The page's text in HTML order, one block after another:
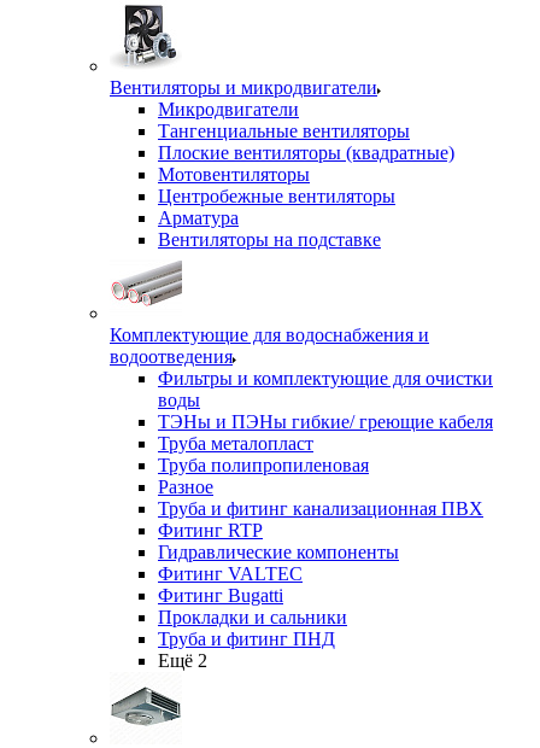
Вентиляторы и микродвигатели
Микродвигатели
Тангенциальные вентиляторы
Плоские вентиляторы (квадратные)
Мотовентиляторы
Центробежные вентиляторы
Арматура
Вентиляторы на подставке
Комплектующие для водоснабжения и
водоотведения
Фильтры и комплектующие для очистки
воды
ТЭНы и ПЭНы гибкие/ греющие кабеля
Труба металопласт
Труба полипропиленовая
Разное
Труба и фитинг канализационная ПВХ
Фитинг RTP
Гидравлические компоненты
Фитинг VALTEC
Фитинг Bugatti
Прокладки и сальники
Труба и фитинг ПНД
Ещё 2